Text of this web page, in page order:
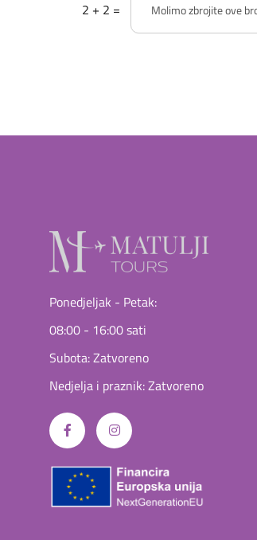
2 + 2 =
Ponedjeljak - Petak:
08:00 - 16:00 sati
Subota: Zatvoreno
Nedjelja i praznik: Zatvoreno